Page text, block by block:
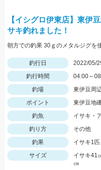
【イシグロ伊東店】東伊
サキ釣れました！
朝方での釣果 30ｇのメタルジグを
釣行日
2022/05/
釣行時間
04:00～
釣場
東伊豆周
ポイント
東伊豆地
釣魚
イサキ・
釣り方
その他
釣果
イサキ1
サイズ
イサキ41
㎝